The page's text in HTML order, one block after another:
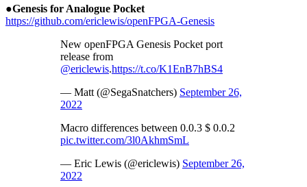
●Genesis for Analogue Pocket
https://github.com/ericlewis/openFPGA-Genesis
New openFPGA Genesis Pocket port
release from
@ericlewis.https://t.co/K1EnB7hBS4
— Matt (@SegaSnatchers) September 26,
2022
Macro differences between 0.0.3 $ 0.0.2
pic.twitter.com/3l0AkhmSmL
— Eric Lewis (@ericlewis) September 26,
2022